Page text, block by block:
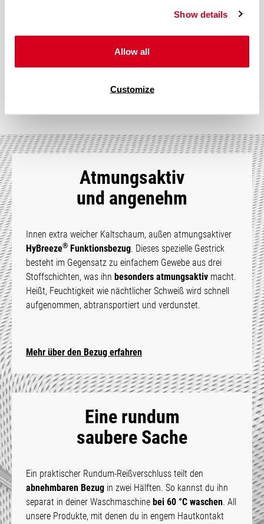
Show details
Allow all
Customize
du auf ganzer Linie weich und gut abgestützt.
Atmungsaktiv
und angenehm
Innen extra weicher Kaltschaum, außen atmungsaktiver
HyBreeze® Funktionsbezug. Dieses spezielle Gestrick
besteht im Gegensatz zu einfachem Gewebe aus drei
Stoffschichten, was ihn besonders atmungsaktiv macht.
Heißt, Feuchtigkeit wie nächtlicher Schweiß wird schnell
aufgenommen, abtransportiert und verdunstet.
Mehr über den Bezug erfahren
Eine rundum
saubere Sache
Ein praktischer Rundum-Reißverschluss teilt den
abnehmbaren Bezug in zwei Hälften. So kannst du ihn
separat in deiner Waschmaschine bei 60 °C waschen. All
unsere Produkte, mit denen du in engem Hautkontakt